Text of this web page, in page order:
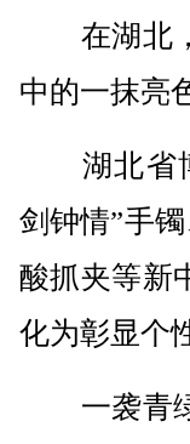
在湖北，
中的一抹亮
湖北省博
剑钟情”手
酸抓夹等新
化为彰显个
一袭青绿